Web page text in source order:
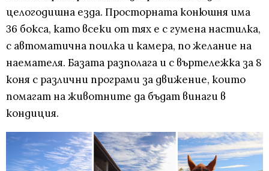
целогодишна езда. Просторната конюшня има
36 бокса, като всеки от тях е с гумена настилка,
с автоматична поилка и камера, по желание на
наемателя. Базата разполага и с въртележка за 8
коня с различни програми за движение, които
помагат на животните да бъдат винаги в
кондиция.